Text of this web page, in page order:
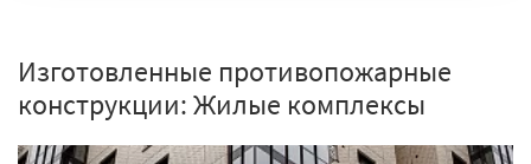
Изготовленные противопожарные
конструкции: Жилые комплексы